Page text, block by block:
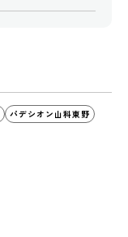
パデシオン山科東野